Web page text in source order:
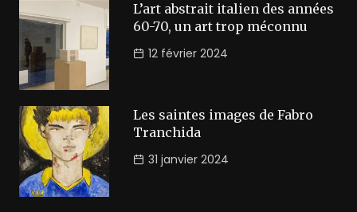
L’art abstrait italien des années
60-70, un art trop méconnu
12 février 2024
Les saintes images de Fabro
Tranchida
31 janvier 2024